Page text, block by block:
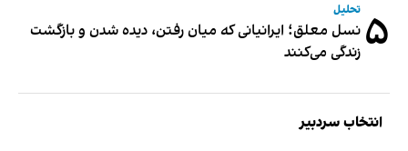
۵ تحلیل
نسل معلق؛ ایرانیانی که میان رفتن، دیده شدن و بازگشت
زندگی می‌کنند
انتخاب سردبیر